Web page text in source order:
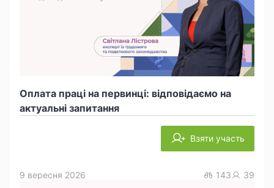
Оплата праці на первинці: відповідаємо на
актуальні запитання
Взяти участь
9 вересня 2026 143 39